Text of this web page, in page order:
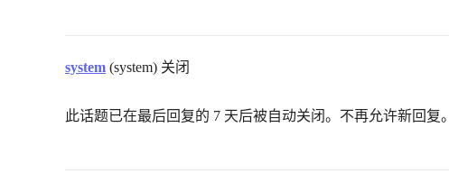
system (system) 关闭
此话题已在最后回复的 7 天后被自动关闭。不再允许新回复。